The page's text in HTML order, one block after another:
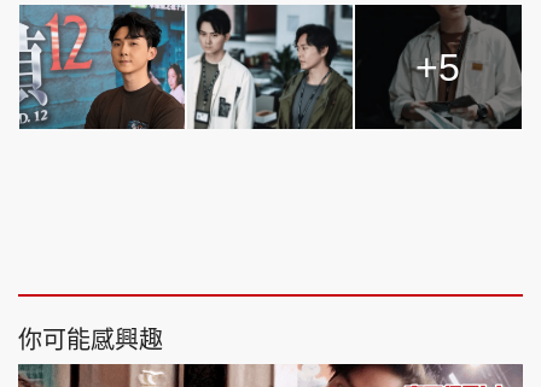
+5
你可能感興趣